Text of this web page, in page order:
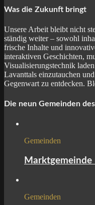
Was die Zukunft bringt
Unsere Arbeit bleibt nicht
ständig weiter – sowohl
frische Inhalte und
interaktiven Geschichten,
Visualisierungstechnik
Lavanttals einzutauchen
Gegenwart zu entdecken.
Die neun Gemeinden
Gemeinden
Marktgemeinde
Gemeinden